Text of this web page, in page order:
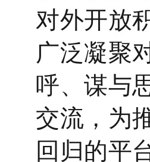
对外开放
广泛凝聚
呼、谋与
交流，为
回归的平